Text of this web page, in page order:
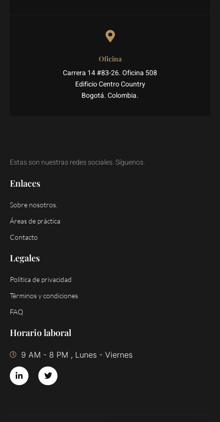
Oficina
Carrera 14 #83-26. Oficina 508
Edificio Centro Country
Bogotá. Colombia.
Estas son nuestras redes sociales. Síguenos.
Enlaces
Sobre nosotros.
Áreas de práctica
Contacto
Legales
Política de privacidad
Términos y condiciones
FAQ
Horario laboral
9 AM - 8 PM , Lunes - Viernes